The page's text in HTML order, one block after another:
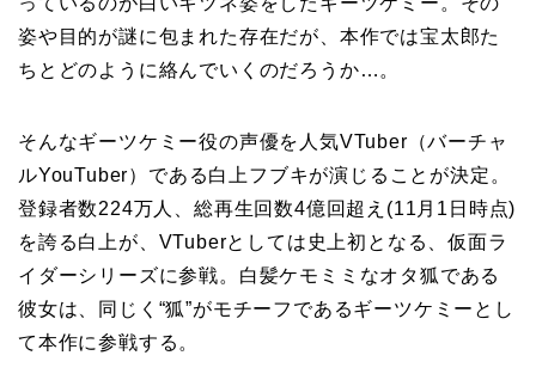
姿や目的が謎に包まれた存在だが、本作では宝太郎た
ちとどのように絡んでいくのだろうか…。
そんなギーツケミー役の声優を人気VTuber（バーチャ
ルYouTuber）である白上フブキが演じることが決定。
登録者数224万人、総再生回数4億回超え(11月1日時点)
を誇る白上が、VTuberとしては史上初となる、仮面ラ
イダーシリーズに参戦。白髪ケモミミなオタ狐である
彼女は、同じく“狐”がモチーフであるギーツケミーとし
て本作に参戦する。